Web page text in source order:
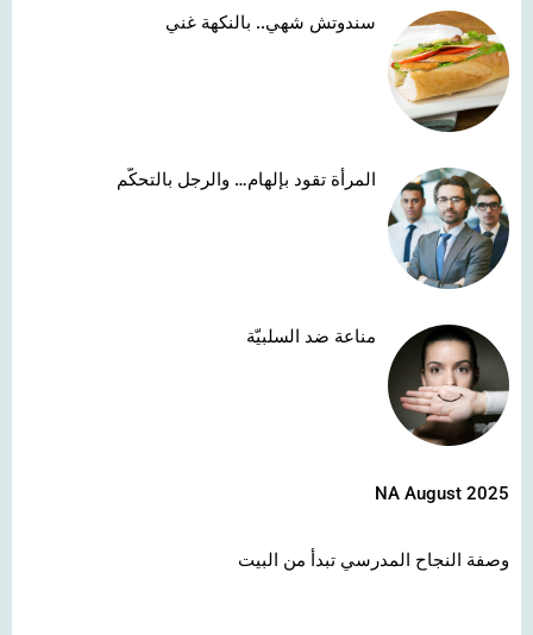
سندوتش شهي.. بالنكهة غني
المرأة تقود بإلهام… والرجل بالتحكّم
مناعة ضد السلبيّة
NA August 2025
وصفة النجاح المدرسي تبدأ من البيت